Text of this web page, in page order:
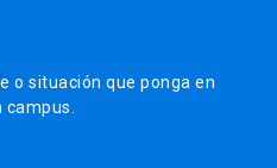
o situación que ponga en
campus.